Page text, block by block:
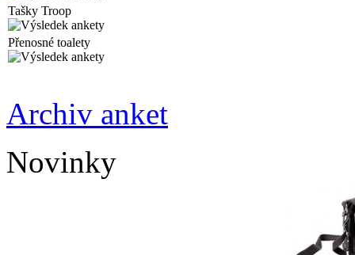
Tašky Troop
Přenosné toalety
Archiv anket
Novinky